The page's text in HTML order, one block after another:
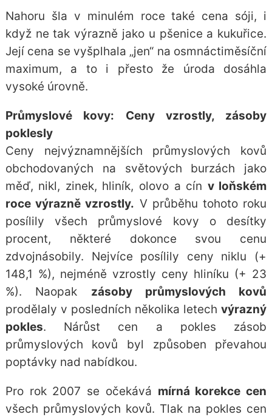
Nahoru šla v minulém roce také cena sóji, i
když ne tak výrazně jako u pšenice a kukuřice.
Její cena se vyšplhala „jen“ na osmnáctiměsíční
maximum, a to i přesto že úroda dosáhla
vysoké úrovně.
Průmyslové kovy: Ceny vzrostly, zásoby
poklesly
Ceny nejvýznamnějších průmyslových kovů
obchodovaných na světových burzách jako
měď, nikl, zinek, hliník, olovo a cín v loňském
roce výrazně vzrostly. V průběhu tohoto roku
posílily všech průmyslové kovy o desítky
procent, některé dokonce svou cenu
zdvojnásobily. Nejvíce posílily ceny niklu (+
148,1 %), nejméně vzrostly ceny hliníku (+ 23
%). Naopak zásoby průmyslových kovů
prodělaly v posledních několika letechvýrazný
pokles. Nárůst cen a pokles zásob
průmyslových kovů byl způsoben převahou
poptávky nad nabídkou.
Pro rok 2007 se očekává mírná korekce cen
všech průmyslových kovů. Tlak na pokles cen